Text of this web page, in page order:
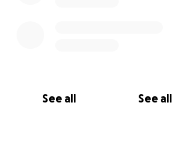
See all See all